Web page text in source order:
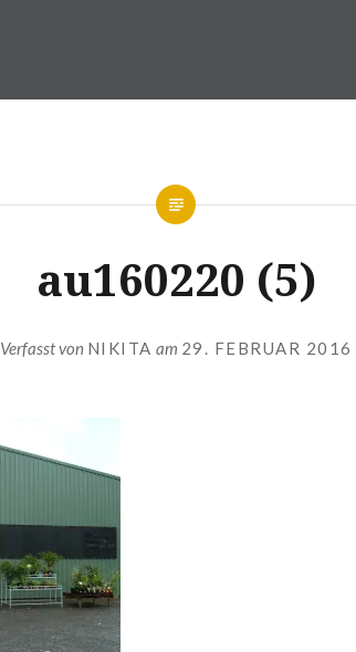
au160220 (5)
Verfasst von NIKITA am 29. FEBRUAR 2016